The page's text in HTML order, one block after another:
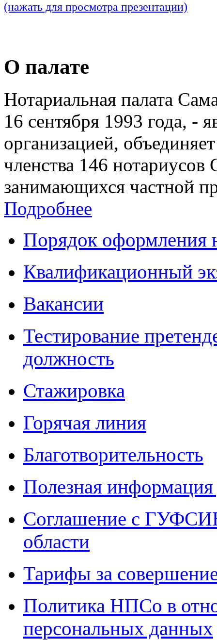
(нажать для просмотра презентации)
О палате
Нотариальная палата
16 сентября 1993 года, -
организацией,
членства 146 нотариусов
занимающихся частной
Подробнее
Порядок оформления
Квалификационный
Вакансии
Тестирование
должность
Стажировка
Горячая линия
Благотворительность
Полезная
Соглашение с
области
Тарифы за
Политика НПСо в
персональных данных